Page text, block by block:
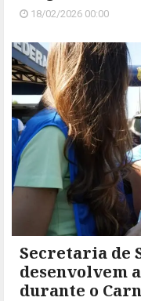
18/02/2026 00:00
Secretaria de
desenvolvem
durante o